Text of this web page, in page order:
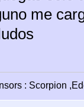
me
: Scorpion